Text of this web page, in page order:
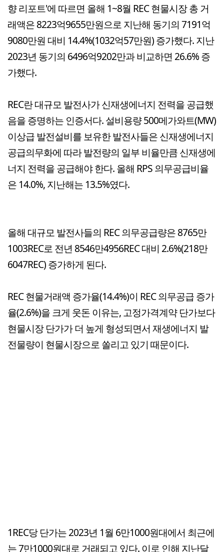
향 리포트'에 따르면 올해 1~8월 REC 현물시장 총 거
래액은 8223억9655만원으로 지난해 동기의 7191억
9080만원 대비 14.4%(1032억57만원) 증가했다. 지난
2023년 동기의 6496억9202만과 비교하면 26.6% 증
가했다.
REC란 대규모 발전사가 신재생에너지 전력을 공급했
음을 증명하는 인증서다. 설비용량 500메가와트(MW)
이상급 발전설비를 보유한 발전사들은 신재생에너지
공급의무화에 따라 발전량의 일부 비율만큼 신재생에
너지 전력을 공급해야 한다. 올해 RPS 의무공급비율
은 14.0%, 지난해는 13.5%였다.
올해 대규모 발전사들의 REC 의무공급량은 8765만
1003REC로 전년 8546만4956REC 대비 2.6%(218만
6047REC) 증가하게 된다.
REC 현물거래액 증가율(14.4%)이 REC 의무공급 증가
율(2.6%)을 크게 웃돈 이유는, 고정가격계약 단가보다
현물시장 단가가 더 높게 형성되면서 재생에너지 발
전물량이 현물시장으로 쏠리고 있기 때문이다.
1REC당 단가는 2023년 1월 6만1000원대에서 최근에
는 7만1000원대로 거래되고 있다. 이로 인해 지난달